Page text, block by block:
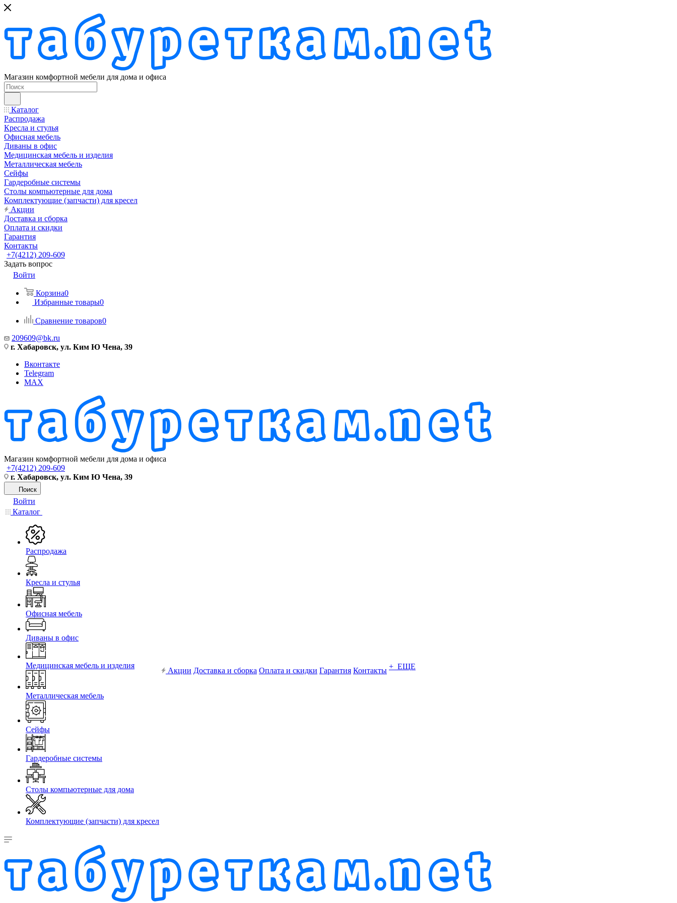
Магазин комфортной мебели для дома и офиса
Каталог
Распродажа
Кресла и стулья
Офисная мебель
Диваны в офис
Медицинская мебель и изделия
Металлическая мебель
Сейфы
Гардеробные системы
Столы компьютерные для дома
Комплектующие (запчасти) для кресел
Акции
Доставка и сборка
Оплата и скидки
Гарантия
Контакты
+7(4212) 209-609
Задать вопрос
Войти
Корзина0
Избранные товары0
Сравнение товаров0
209609@bk.ru
г. Хабаровск, ул. Ким Ю Чена, 39
Вконтакте
Telegram
MAX
Магазин комфортной мебели для дома и офиса
+7(4212) 209-609
г. Хабаровск, ул. Ким Ю Чена, 39
Поиск
Войти
Каталог
Распродажа
Кресла и стулья
Офисная мебель
Диваны в офис
Медицинская мебель и изделия
Металлическая мебель
Сейфы
Гардеробные системы
Столы компьютерные для дома
Комплектующие (запчасти) для кресел
Акции Доставка и сборка Оплата и скидки Гарантия Контакты + ЕЩЕ